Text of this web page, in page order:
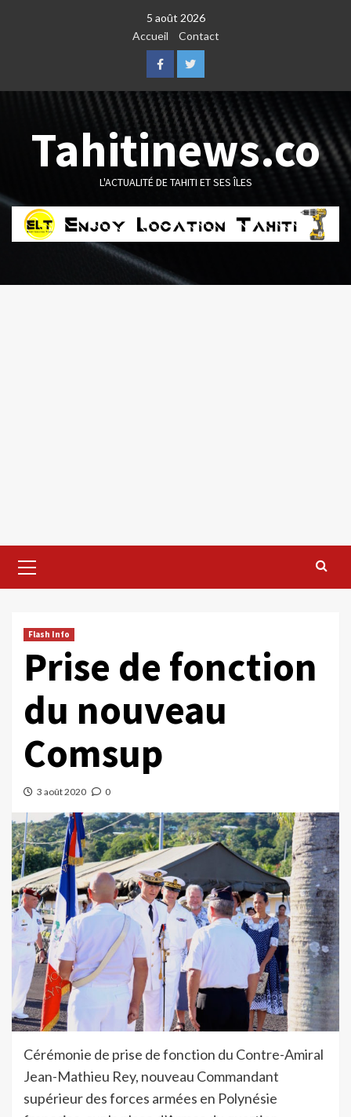
5 août 2026
Accueil
Contact
FacebookTwitter
Tahitinews.co
L'ACTUALITÉ DE TAHITI ET SES ÎLES
Menu
Flash Info
Prise de fonction
du nouveau
Comsup
3 août 2020 0
Cérémonie de prise de fonction du Contre-Amiral
Jean-Mathieu Rey, nouveau Commandant
supérieur des forces armées en Polynésie